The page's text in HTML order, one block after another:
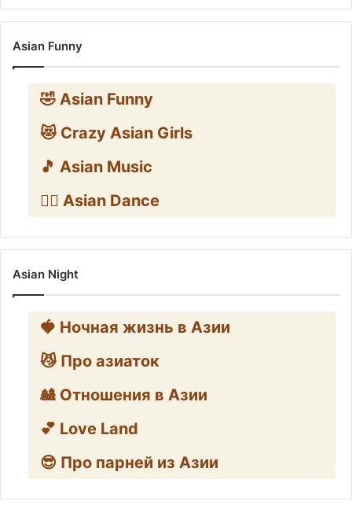
Asian Funny
🤣 Asian Funny
😻 Crazy Asian Girls
🎵 Asian Music
👯‍♀️ Asian Dance
Asian Night
🍓 Ночная жизнь в Азии
😼 Про азиаток
🎎 Отношения в Азии
💕 Love Land
😎 Про парней из Азии